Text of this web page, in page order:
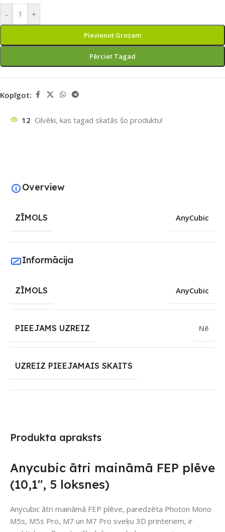
- +
Pievienot Grozam
Pērciet Tagad
Kopīgot:
12 Cilvēki, kas tagad skatās šo produktu!
Produkta apraksts
Anycubic ātri maināmā FEP plēve
(10,1″, 5 loksnes)
Anycubic ātri maināmā FEP plēve, paredzēta Photon Mono
M5s, M5s Pro, M7 un M7 Pro sveķu 3D printeriem, ir
Overview
ZĪMOLS AnyCubic
Informācija
ZĪMOLS AnyCubic
PIEEJAMS UZREIZ Nē
UZREIZ PIEEJAMAIS SKAITS